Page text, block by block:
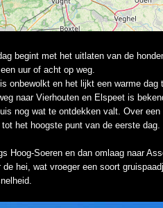
begint met het uitlaten van de
uur of acht op weg.
onbewolkt en het lijkt een warme dag
naar Vierhouten en Elspeet is
nog wat te ontdekken valt. Over
tot het hoogste punt van de eerste dag.
Hoog-Soeren en dan omlaag naar
de hei, wat vroeger een soort